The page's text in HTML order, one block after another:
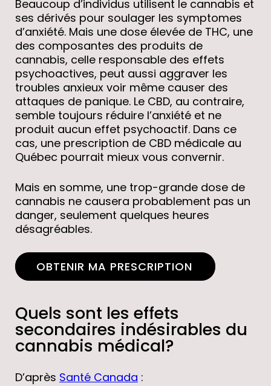
PROTECTION
AVEC NOUS
Beaucoup d’individus utilisent le cannabis et
ses dérivés pour soulager les symptomes
d’anxiété. Mais une dose élevée de THC, une
des composantes des produits de
cannabis, celle responsable des effets
psychoactives, peut aussi aggraver les
troubles anxieux voir même causer des
attaques de panique. Le CBD, au contraire,
semble toujours réduire l’anxiété et ne
produit aucun effet psychoactif. Dans ce
cas, une prescription de CBD médicale au
Québec pourrait mieux vous convernir.
Mais en somme, une trop-grande dose de
cannabis ne causera probablement pas un
danger, seulement quelques heures
désagréables.
OBTENIR MA PRESCRIPTION
Quels sont les effets
secondaires indésirables du
cannabis médical?
D’après Santé Canada :